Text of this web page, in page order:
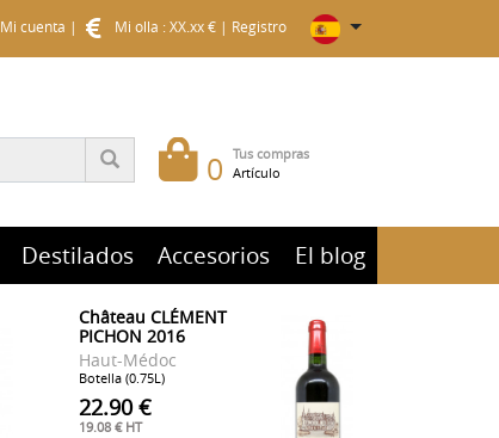
Mi cuenta | Mi olla : XX.xx € | Registro
0 Tus compras
Artículo
Destilados Accesorios El blog
Château CLÉMENT
PICHON 2016
Haut-Médoc
Botella (0.75L)
22.90 €
19.08 € HT